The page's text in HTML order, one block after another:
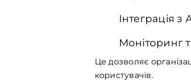
Інтеграція з
Моніторинг
Це дозволяє
користувачів.